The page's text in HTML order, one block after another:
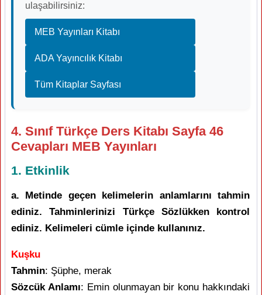
ulaşabilirsiniz:
MEB Yayınları Kitabı
ADA Yayıncılık Kitabı
Tüm Kitaplar Sayfası
4. Sınıf Türkçe Ders Kitabı Sayfa 46
Cevapları MEB Yayınları
1. Etkinlik
a. Metinde geçen kelimelerin anlamlarını tahmin
ediniz. Tahminlerinizi Türkçe Sözlükken kontrol
ediniz. Kelimeleri cümle içinde kullanınız.
Kuşku
Tahmin: Şüphe, merak
Sözcük Anlamı: Emin olunmayan bir konu hakkındaki